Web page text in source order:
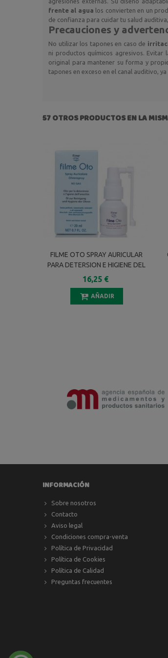
frente al agua los convierten en un
de confianza para cuidar tu salud auditiva,
Precauciones y
No utilizar los tapones en caso de
ni productos químicos agresivos. Evitar
original para mantener su forma y
tapones en exceso en el canal auditivo,
57 OTROS PRODUCTOS EN LA
FILME OTO SPRAY AURICULAR
PARA DETERSION E HIGIENE DEL
OIDO 20 ML
16,25 €
AÑADIR
INFORMACIÓN
Sobre nosotros
Contacto
Aviso legal
Condiciones compra-venta
Política de Privacidad
Política de Cookies
Política de Calidad
Preguntas frecuentes